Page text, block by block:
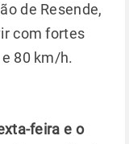
de Resende,
com fortes
80 km/h.
feira e o